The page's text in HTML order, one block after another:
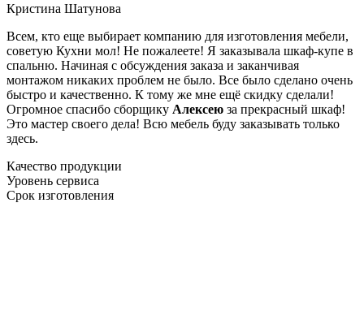
Кристина Шатунова
Всем, кто еще выбирает компанию для изготовления мебели,
советую Кухни мол! Не пожалеете! Я заказывала шкаф-купе в
спальню. Начиная с обсуждения заказа и заканчивая
монтажом никаких проблем не было. Все было сделано очень
быстро и качественно. К тому же мне ещё скидку сделали!
Огромное спасибо сборщику Алексею за прекрасный шкаф!
Это мастер своего дела! Всю мебель буду заказывать только
здесь.
Качество продукции
Уровень сервиса
Срок изготовления